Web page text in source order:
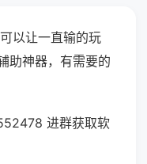
以让一直输的玩
助神器，有需要的
进群获取软